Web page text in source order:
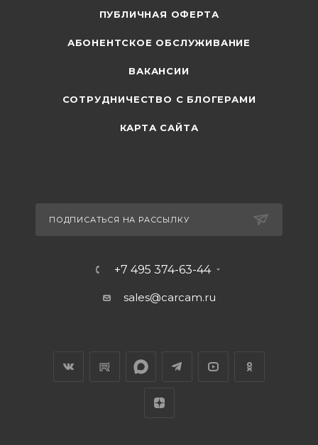
ПУБЛИЧНАЯ ОФЕРТА
АБОНЕНТСКОЕ ОБСЛУЖИВАНИЕ
ВАКАНСИИ
СОТРУДНИЧЕСТВО С БЛОГЕРАМИ
КАРТА САЙТА
ПОДПИСАТЬСЯ НА РАССЫЛКУ
+7 495 374-63-44
sales@carcam.ru